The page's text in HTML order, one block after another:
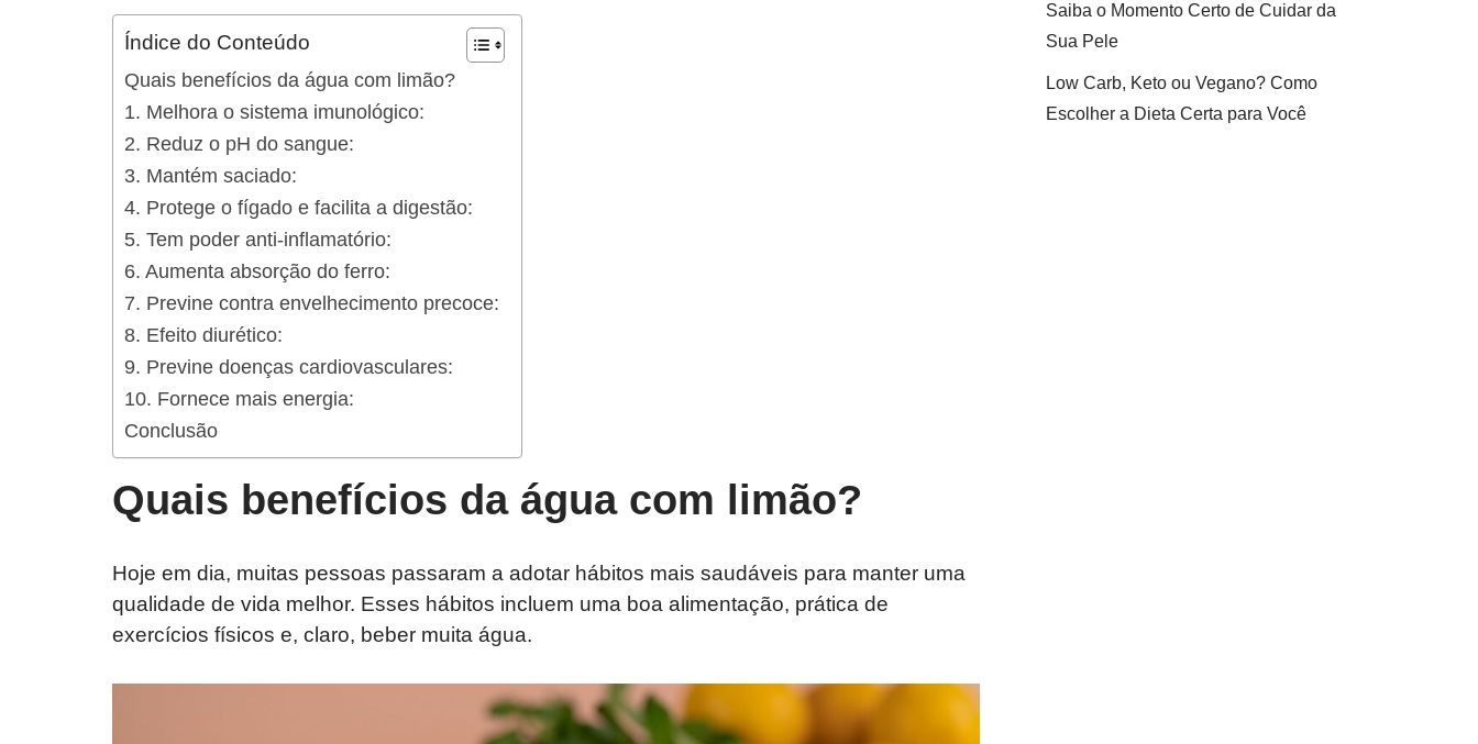
Índice do Conteúdo
Quais benefícios da água com limão?
1. Melhora o sistema imunológico:
2. Reduz o pH do sangue:
3. Mantém saciado:
4. Protege o fígado e facilita a digestão:
5. Tem poder anti-inflamatório:
6. Aumenta absorção do ferro:
7. Previne contra envelhecimento precoce:
8. Efeito diurético:
9. Previne doenças cardiovasculares:
10. Fornece mais energia:
Conclusão
Quais benefícios da água com limão?
Hoje em dia, muitas pessoas passaram a adotar hábitos mais saudáveis para manter uma
qualidade de vida melhor. Esses hábitos incluem uma boa alimentação, prática de
exercícios físicos e, claro, beber muita água.
Saiba o Momento Certo de Cuidar da
Sua Pele
Low Carb, Keto ou Vegano? Como
Escolher a Dieta Certa para Você